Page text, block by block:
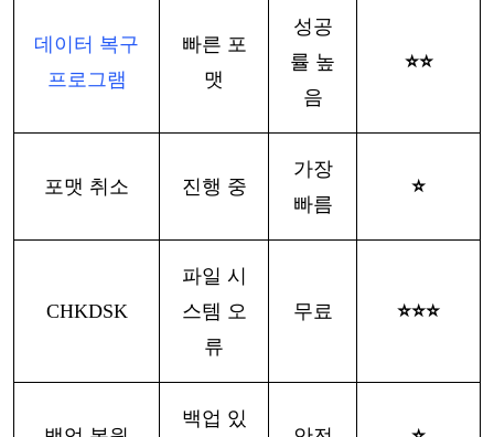
데이터 복구
프로그램
빠른 포
맷
성공
률 높
음
⭐⭐
포맷 취소 진행 중
가장
빠름
⭐
CHKDSK
파일 시
스템 오
류
무료 ⭐⭐⭐
백업 있